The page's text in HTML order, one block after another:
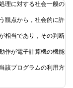
理に対する社会一般の
観点から，社会的に許
相当であり，その判断
作が電子計算機の機能
該プログラムの利用方